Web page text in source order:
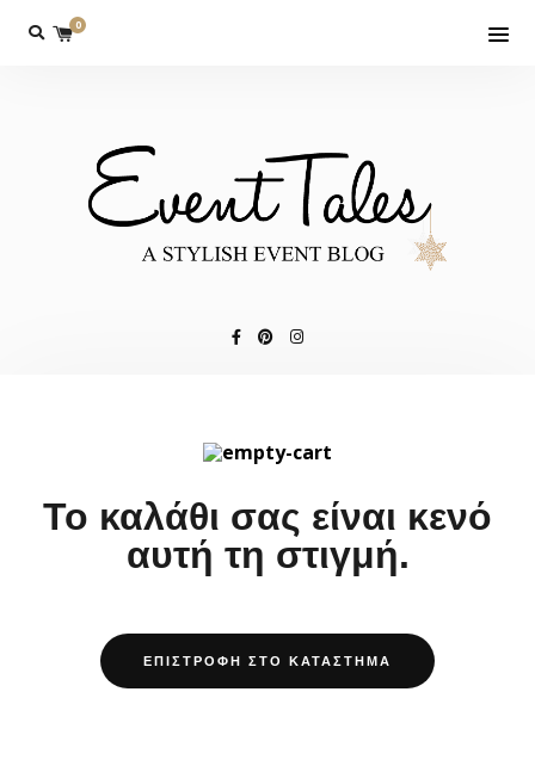
0
Το καλάθι σας είναι κενό
αυτή τη στιγμή.
ΕΠΙΣΤΡΟΦΉ ΣΤΟ ΚΑΤΆΣΤΗΜΑ